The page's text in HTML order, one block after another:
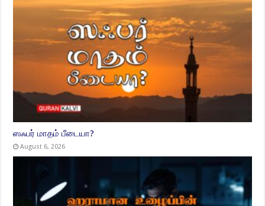
ஸஃபர் மாதம் பீடையா?
August 6, 2026